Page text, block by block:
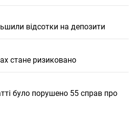
відсотки на депозити
стане ризиковано
було порушено 55 справ про